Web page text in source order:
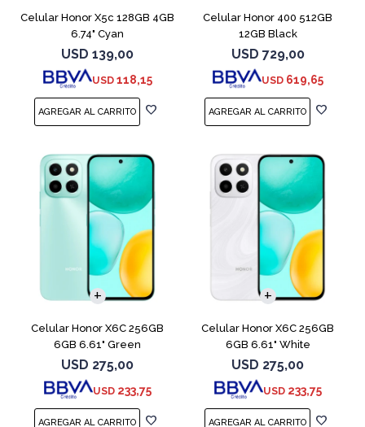
Celular Honor X5c 128GB 4GB
6.74" Cyan
USD 139,00
USD 118,15
Celular Honor 400 512GB
12GB Black
USD 729,00
USD 619,65
Celular Honor X6C 256GB
6GB 6.61" Green
USD 275,00
USD 233,75
COMPARAR
Celular Honor X6C 256GB
6GB 6.61" White
USD 275,00
USD 233,75
COMPARAR